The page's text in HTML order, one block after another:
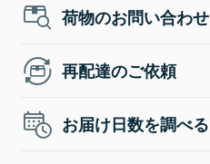
荷物のお問い合わせ
再配達のご依頼
お届け日数を調べる